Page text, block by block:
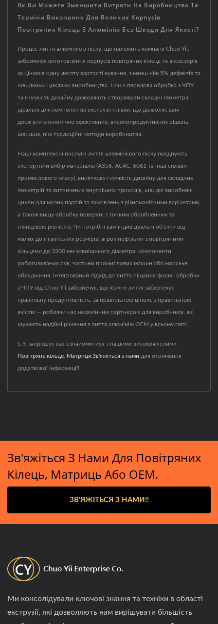
Як Ви Можете Зменшити Витрати На Виробництво Та
Терміни Виконання Для Великих Корпусів
Повітряних Кілець З Алюмінію Без Шкоди Для Якості?
Процес лиття алюмінію в піску, що належить компанії Chuo Yii,
забезпечує виготовлення корпусів повітряних кілець та аксесуарів
за ціною в одну десяту вартості кування, з менш ніж 5% дефектів та
швидкими циклами виробництва. Наша передова обробка з ЧПУ
та гнучкість дизайну дозволяють створювати складні геометрії,
ідеальні для компонентів екструзії плівки, що дозволяє вам
досягати економічно ефективних, високопродуктивних рішень
швидше, ніж традиційні методи виробництва.
Наші комплексні послуги лиття алюмінієвого піску поєднують
експертний вибір матеріалів (A356, AC4C, 6061 та інші сплави
промислового класу), виняткову гнучкість дизайну для складних
геометрій та витончених внутрішніх проходів, швидкі виробничі
цикли для малих партій та замовлень з різноманітними варіантами,
а також вищу обробку поверхні з тонким обробленням та
глянцевою рівністю. Чи потрібні вам індивідуальні об'єкти від
малих до гігантських розмірів, агрокінофільми з повітряними
кільцями до 3200 мм зовнішнього діаметра, компоненти
роботизованих рук, частини промислових машин або морське
обладнання, інтегрований підхід до лиття піщаних форм і обробки
з ЧПУ від Chuo Yii забезпечує, що кожне лиття забезпечує
правильну продуктивність, за правильною ціною, з правильною
якістю — роблячи нас незамінним партнером для виробників, які
шукають надійні рішення з лиття алюмінію OEM у всьому світі.
C.Y. запрошує вас ознайомитися з нашими високоякісними
Повітряне кільце Матриця Зв'яжіться з нами для отримання
додаткової інформації!
Зв'яжіться З Нами Для Повітряних
Кілець, Матриць Або OEM.
ЗВ'ЯЖІТЬСЯ З НАМИ!!
Ми консолідували ключові знання та техніки в області
екструзії, які дозволяють нам вирішувати більшість